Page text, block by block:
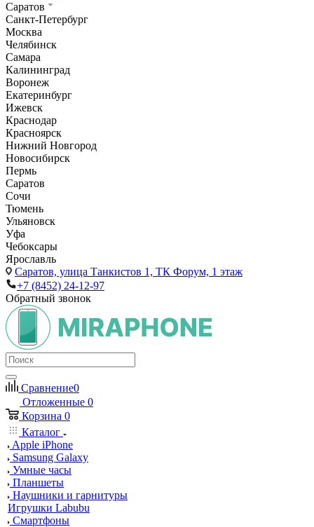
Саратов
Санкт-Петербург
Москва
Челябинск
Самара
Калининград
Воронеж
Екатеринбург
Ижевск
Краснодар
Красноярск
Нижний Новгород
Новосибирск
Пермь
Саратов
Сочи
Тюмень
Ульяновск
Уфа
Чебоксары
Ярославль
Саратов, улица Танкистов 1, ТК Форум, 1 этаж
+7 (8452) 24-12-97
Обратный звонок
Сравнение0
Отложенные 0
Корзина 0
Каталог
Apple iPhone
Samsung Galaxy
Умные часы
Планшеты
Наушники и гарнитуры
Игрушки Labubu
Смартфоны